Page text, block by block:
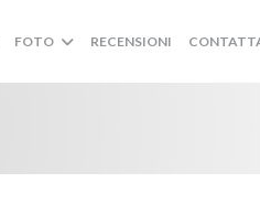
FOTO RECENSIONI